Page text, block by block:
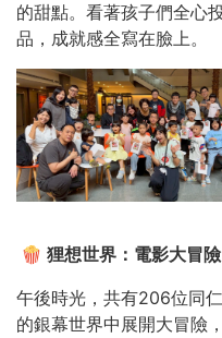
的甜點。看著孩子們全心
品，成就感全寫在臉上。
🍿 狸想世界：電影大冒險
午後時光，共有206位同
的銀幕世界中展開大冒險